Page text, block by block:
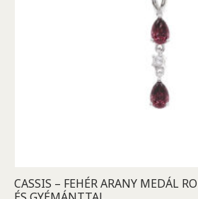
CASSIS – FEHÉR ARANY MEDÁL